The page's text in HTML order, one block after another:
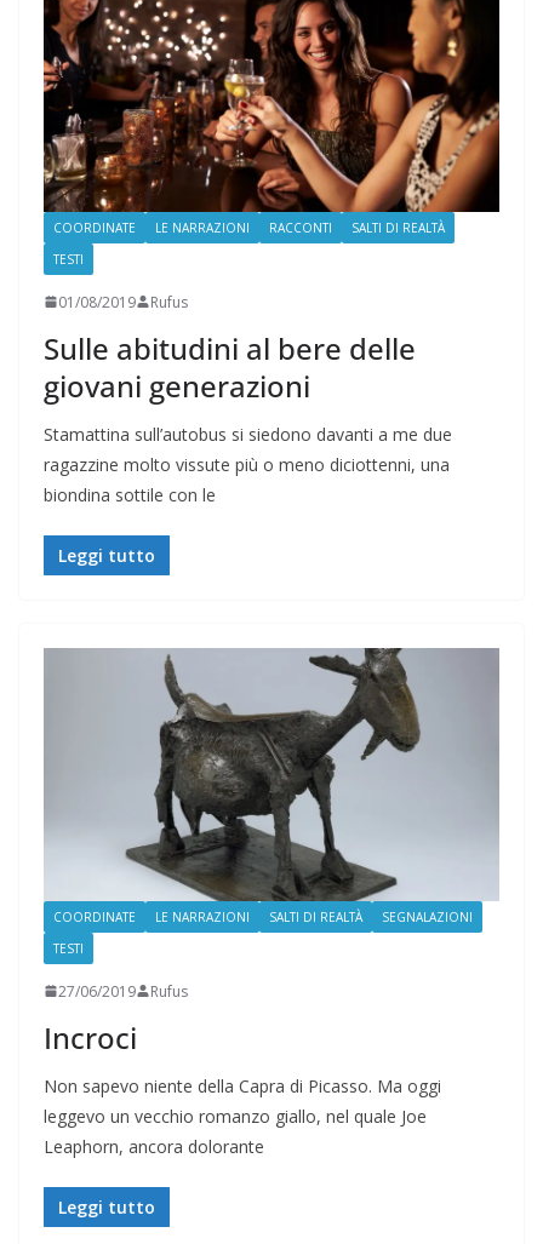
COORDINATE LE NARRAZIONI RACCONTI
SALTI DI REALTÀ
TESTI
01/08/2019 Rufus
Sulle abitudini al bere delle
giovani generazioni
Stamattina sull’autobus si siedono davanti a me due
ragazzine molto vissute più o meno diciottenni, una
biondina sottile con le
Leggi tutto
COORDINATE LE NARRAZIONI SALTI DI REALTÀ
SEGNALAZIONI
TESTI
27/06/2019 Rufus
Incroci
Non sapevo niente della Capra di Picasso. Ma oggi
leggevo un vecchio romanzo giallo, nel quale Joe
Leaphorn, ancora dolorante
Leggi tutto